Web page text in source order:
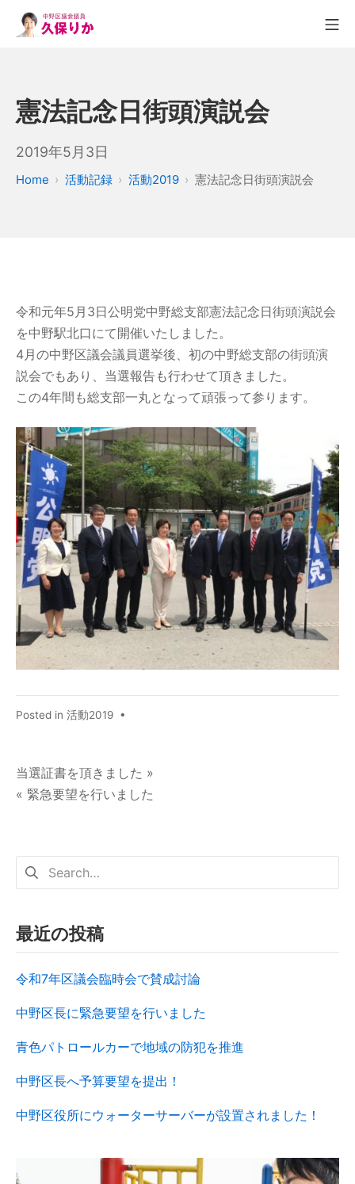
憲法記念日街頭演説会
2019年5月3日
Home 活動記録 活動2019 憲法記念日街頭演説会
令和元年5月3日公明党中野総支部憲法記念日街頭演説会
を中野駅北口にて開催いたしました。
4月の中野区議会議員選挙後、初の中野総支部の街頭演
説会でもあり、当選報告も行わせて頂きました。
この4年間も総支部一丸となって頑張って参ります。
Posted in 活動2019 •
当選証書を頂きました »
« 緊急要望を行いました
最近の投稿
令和7年区議会臨時会で賛成討論
中野区長に緊急要望を行いました
青色パトロールカーで地域の防犯を推進
中野区長へ予算要望を提出！
中野区役所にウォーターサーバーが設置されました！